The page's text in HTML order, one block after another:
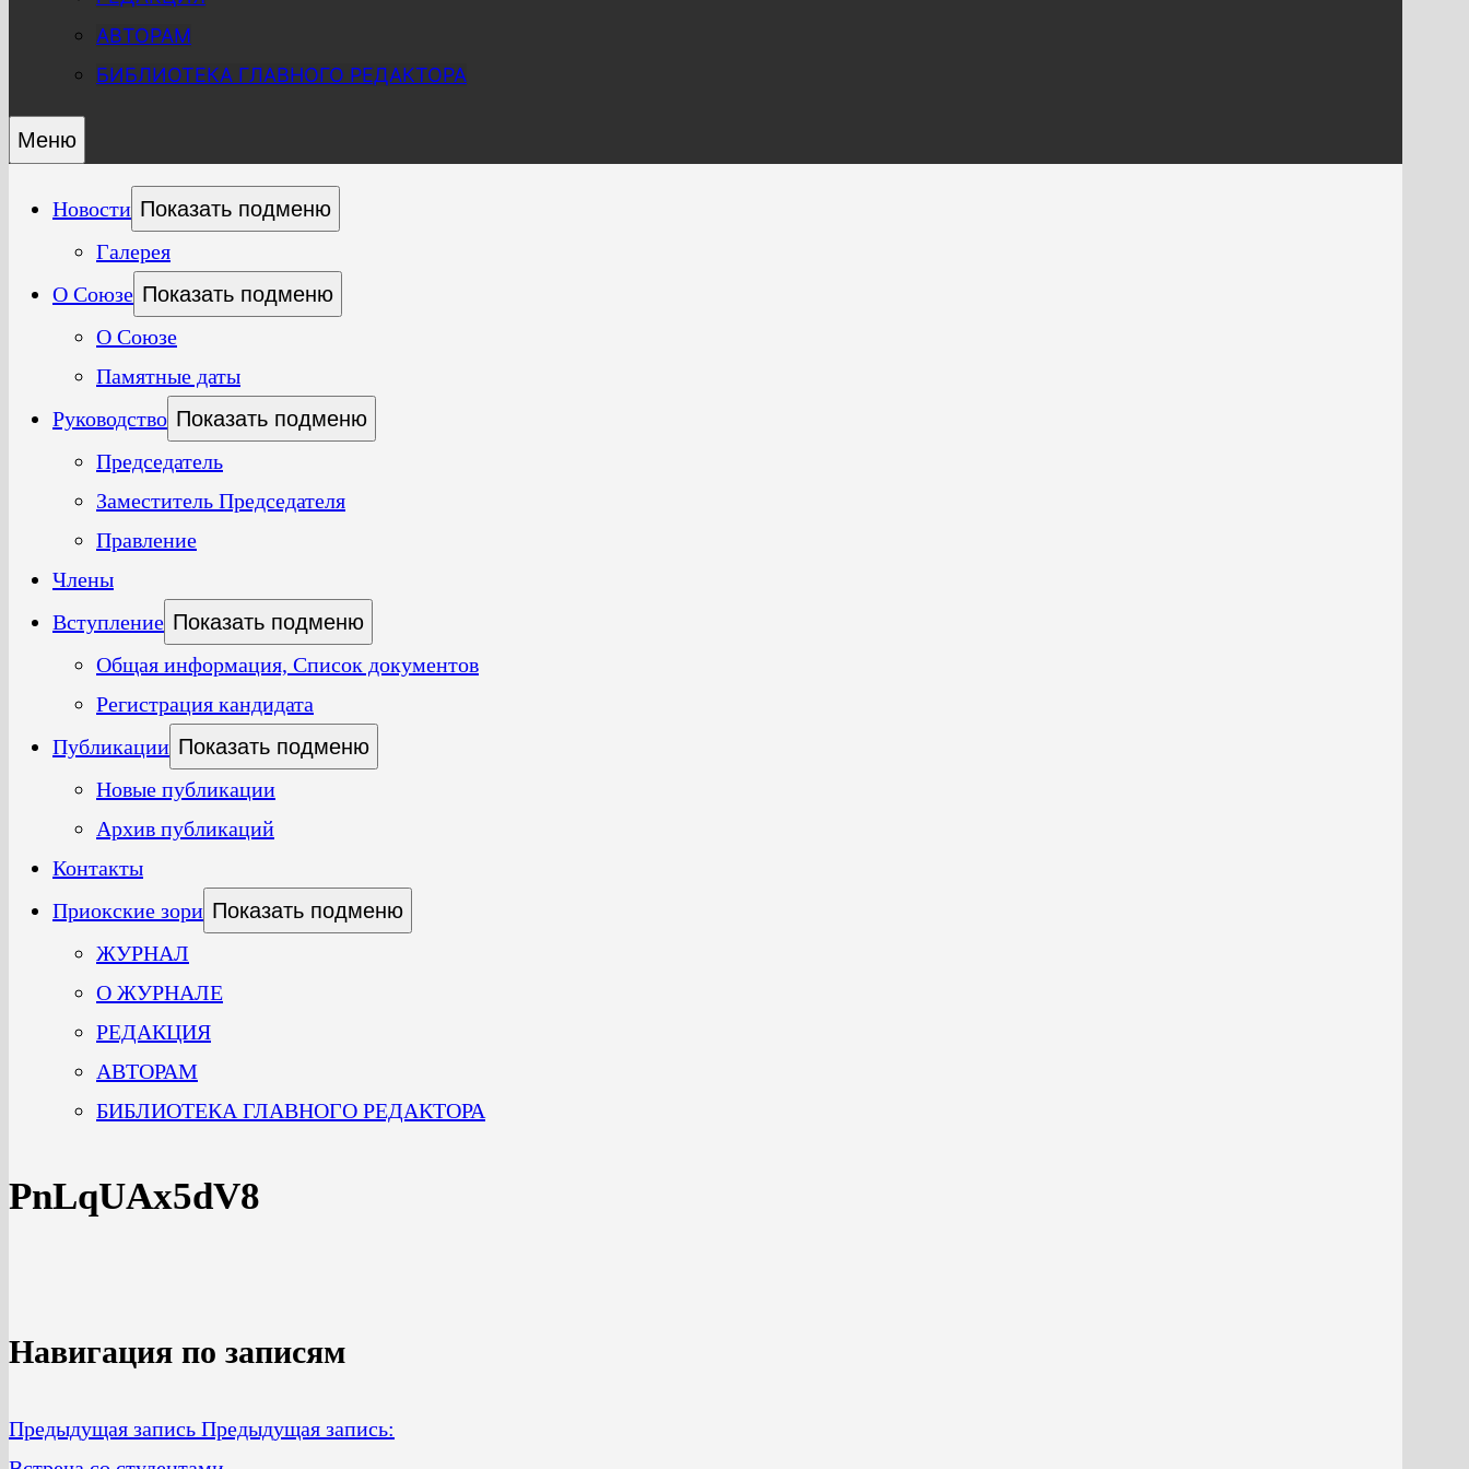
АВТОРАМ
БИБЛИОТЕКА ГЛАВНОГО РЕДАКТОРА
Меню
Новости Показать подменю
Галерея
О Союзе Показать подменю
О Союзе
Памятные даты
Руководство Показать подменю
Председатель
Заместитель Председателя
Правление
Члены
Вступление Показать подменю
Общая информация, Список документов
Регистрация кандидата
Публикации Показать подменю
Новые публикации
Архив публикаций
Контакты
Приокские зори Показать подменю
ЖУРНАЛ
О ЖУРНАЛЕ
РЕДАКЦИЯ
АВТОРАМ
БИБЛИОТЕКА ГЛАВНОГО РЕДАКТОРА
PnLqUAx5dV8
Навигация по записям
Предыдущая запись Предыдущая запись: